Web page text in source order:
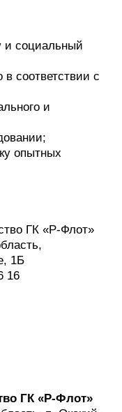
и социальный
соответствии с
и
опытных
ГК «Р-Флот»
1Б
16
ГК «Р-Флот»